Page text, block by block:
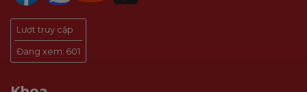
Lượt truy cập
Đang xem: 601